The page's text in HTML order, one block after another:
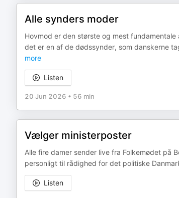
Alle synders moder
Hovmod er den største og mest
det er en af de dødssynder, som danskerne
more
Listen
20 Jun 2026 • 56 min
Vælger ministerposter
Alle fire damer sender live fra Folkemødet på
personligt til rådighed for det politiske
Listen